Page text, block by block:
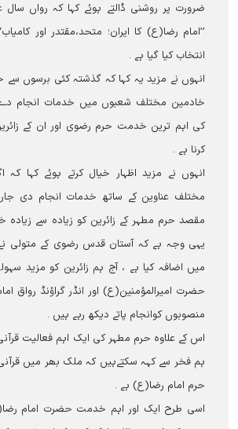
ضرورت پر روشنی ڈالتے ہوئے کہا کہ رواں سال
’’امام رضا(ع) کا ایران؛ متحد،مقتدر اور
انتخاب کیا گیا ہے ۔
انہوں نے مزید یہ کہا کہ گذشتہ کئی برسوں سے
خادمین مختلف شعبوں میں خدمات انجام
کی اہم ترین خدمت حرم رضوی اور ان کے
کرنا ہے ۔
انہوں نے مزید اظہار خیال کرتے ہوئے کہا کہ
مختلف عناوین کے ساتھ خدمات انجام دی
مقصد حرم مطہر کے زائرین کو زیادہ سے زیادہ
یہی وجہ ہے کہ آستان قدس رضوی کے متولی
میں اضافہ کیا ہے ، آج ہم زائرین کو مزید
حضرت امیرالمؤمنین(ع) اور انڈر گراؤنڈ
منصوبوں کوانجام پاتے دیکھ رہے ہیں ۔
اس کے علاوہ حرم مطہر کی ایک اہم فعالیت
ہم فخر سے کہہ سکتےہیں کہ ملک بھر میں
حرم امام رضا(ع) ہے ۔
اسی طرح ایک اور اہم خدمت حضرت امام